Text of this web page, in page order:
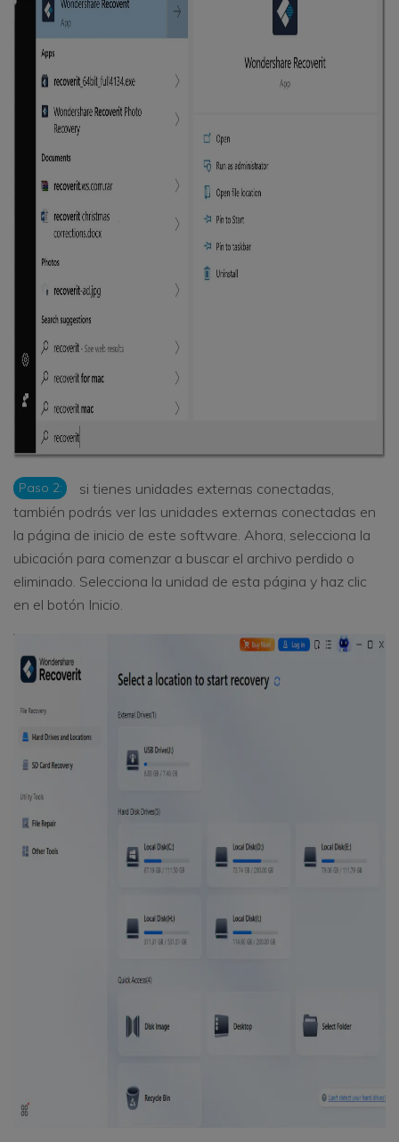
Paso 2:
si tienes unidades externas conectadas,
también podrás ver las unidades externas conectadas en
la página de inicio de este software. Ahora, selecciona la
ubicación para comenzar a buscar el archivo perdido o
eliminado. Selecciona la unidad de esta página y haz clic
en el botón Inicio.